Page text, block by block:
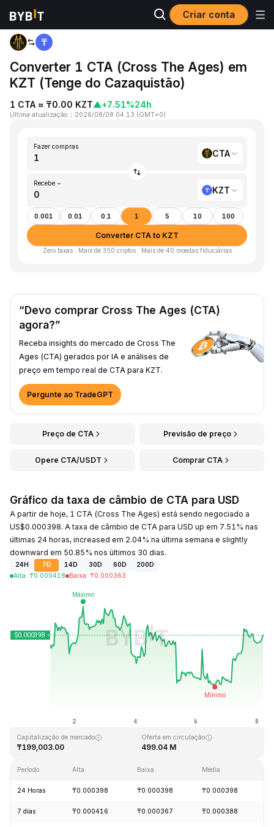
Criar conta
Página inicial
Converter 1 CTA (Cross The Ages) em
KZT (Tenge do Cazaquistão)
1 CTA ≈ ₸0.00 KZT▲+7.51%24h
Última atualização ： 2026/08/08 04:13 (GMT+0)
Fazer compras
CTA
Recebe ~
KZT
0.001 0.01 0.1 1 5 10 100
Converter CTA to KZT
Zero taxas · Mais de 350 criptos · Mais de 40 moedas fiduciárias
“Devo comprar Cross The Ages (CTA)
agora?”
Receba insights do mercado de Cross The
Ages (CTA) gerados por IA e análises de
preço em tempo real de CTA para KZT.
Pergunte ao TradeGPT
Preço de CTA Previsão de preço
Opere CTA/USDT Comprar CTA
Gráfico da taxa de câmbio de CTA para USD
A partir de hoje, 1 CTA (Cross The Ages) está sendo negociado a
US$0.000398. A taxa de câmbio de CTA para USD up em 7.51% nas
últimas 24 horas, increased em 2.04% na última semana e slightly
downward em 50.85% nos últimos 30 dias.
24H 7D 14D 30D 60D
200D
Alta: ₸0.000418 Baixa: ₸0.000363
Capitalização de mercado
₸199,003.00
Oferta em circulação
499.04 M
Período Alta Baixa Média
24 Horas ₸0.000398 ₸0.000398 ₸0.000398
7 dias ₸0.000416 ₸0.000367 ₸0.000388